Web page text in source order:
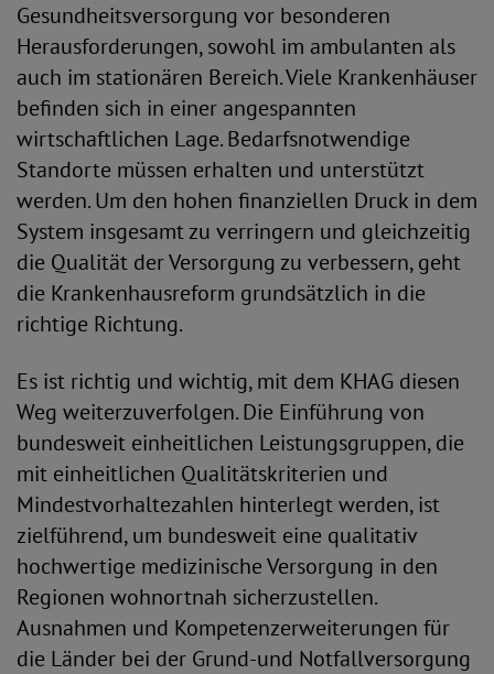
Gesundheitsversorgung vor besonderen
Herausforderungen, sowohl im ambulanten als
auch im stationären Bereich. Viele Krankenhäuser
befinden sich in einer angespannten
wirtschaftlichen Lage. Bedarfsnotwendige
Standorte müssen erhalten und unterstützt
werden. Um den hohen finanziellen Druck in dem
System insgesamt zu verringern und gleichzeitig
die Qualität der Versorgung zu verbessern, geht
die Krankenhausreform grundsätzlich in die
richtige Richtung.
Es ist richtig und wichtig, mit dem KHAG diesen
Weg weiterzuverfolgen. Die Einführung von
bundesweit einheitlichen Leistungsgruppen, die
mit einheitlichen Qualitätskriterien und
Mindestvorhaltezahlen hinterlegt werden, ist
zielführend, um bundesweit eine qualitativ
hochwertige medizinische Versorgung in den
Regionen wohnortnah sicherzustellen.
Ausnahmen und Kompetenzerweiterungen für
die Länder bei der Grund-und Notfallversorgung